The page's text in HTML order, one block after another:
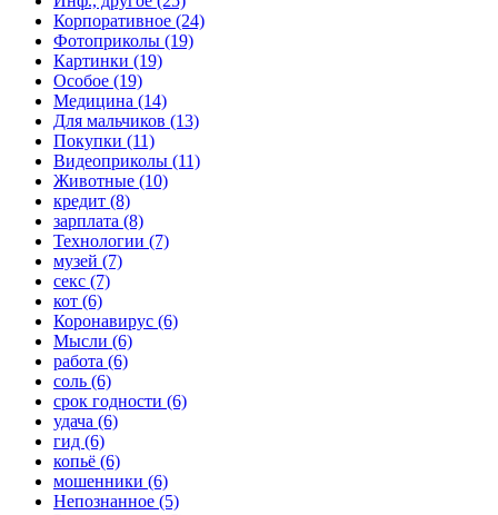
Корпоративное (24)
Фотоприколы (19)
Картинки (19)
Особое (19)
Медицина (14)
Для мальчиков (13)
Покупки (11)
Видеоприколы (11)
Животные (10)
кредит (8)
зарплата (8)
Технологии (7)
музей (7)
секс (7)
кот (6)
Коронавирус (6)
Мысли (6)
работа (6)
соль (6)
срок годности (6)
удача (6)
гид (6)
копьё (6)
мошенники (6)
Непознанное (5)